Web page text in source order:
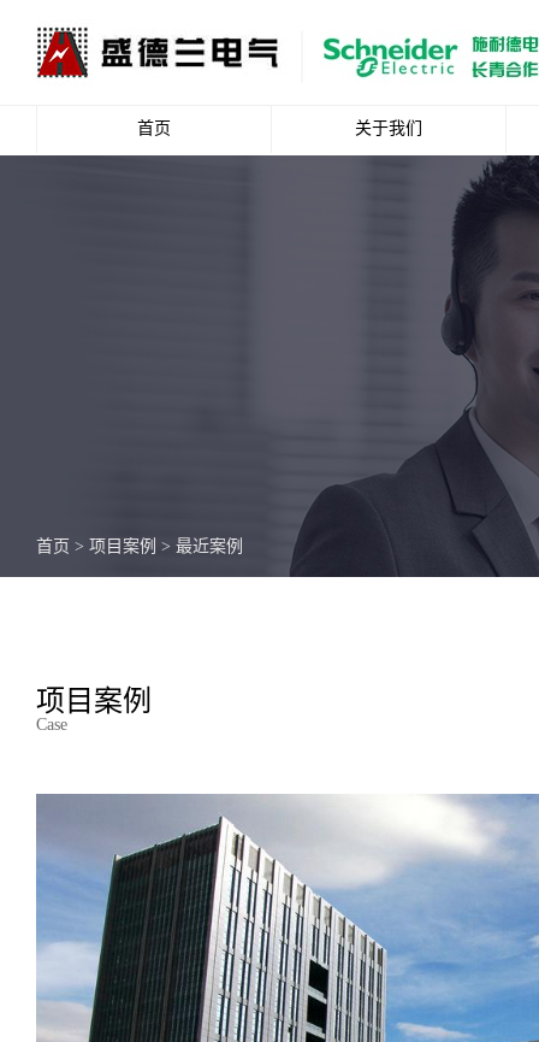
首页 关于我们
首页 > 项目案例 > 最近案例
项目案例
Case